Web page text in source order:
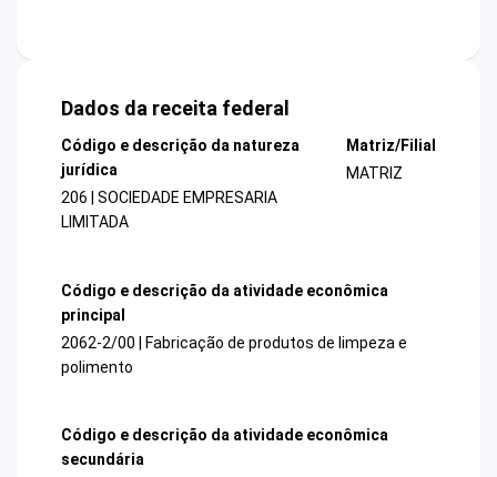
Dados da receita federal
Código e descrição da natureza
jurídica
206 | SOCIEDADE EMPRESARIA
LIMITADA
Matriz/Filial
MATRIZ
Código e descrição da atividade econômica
principal
2062-2/00 | Fabricação de produtos de limpeza e
polimento
Código e descrição da atividade econômica
secundária